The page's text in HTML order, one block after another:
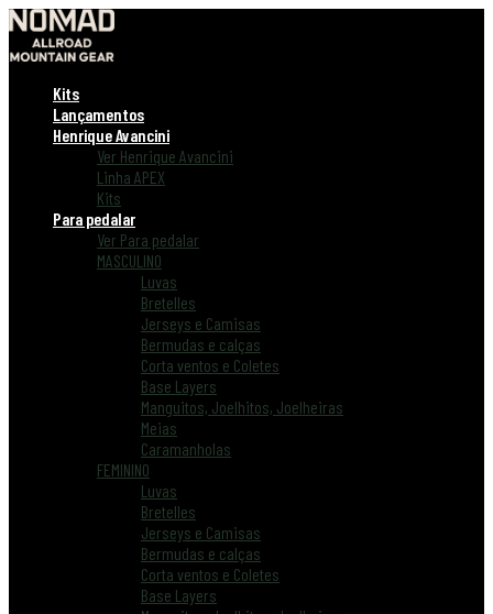
Kits
Lançamentos
Henrique Avancini
Ver Henrique Avancini
Linha APEX
Kits
Para pedalar
Ver Para pedalar
MASCULINO
Luvas
Bretelles
Jerseys e Camisas
Bermudas e calças
Corta ventos e Coletes
Base Layers
Manguitos, Joelhitos, Joelheiras
Meias
Caramanholas
FEMININO
Luvas
Bretelles
Jerseys e Camisas
Bermudas e calças
Corta ventos e Coletes
Base Layers